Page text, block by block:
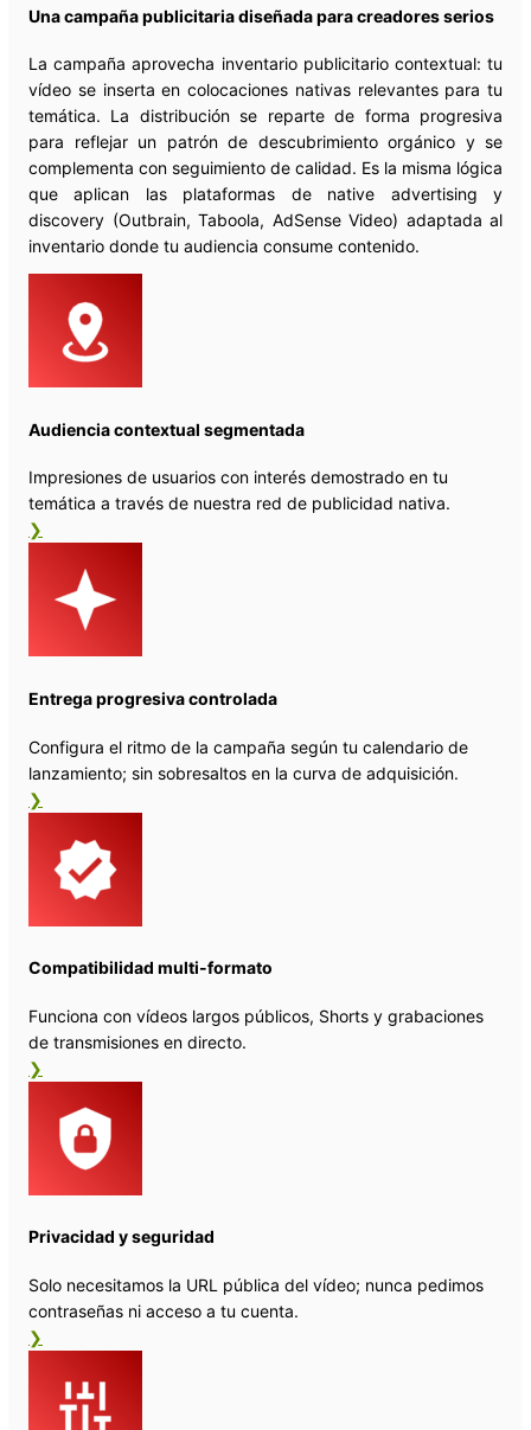
Una campaña publicitaria diseñada para creadores serios
La campaña aprovecha inventario publicitario contextual: tu
vídeo se inserta en colocaciones nativas relevantes para tu
temática. La distribución se reparte de forma progresiva
para reflejar un patrón de descubrimiento orgánico y se
complementa con seguimiento de calidad. Es la misma lógica
que aplican las plataformas de native advertising y
discovery (Outbrain, Taboola, AdSense Video) adaptada al
inventario donde tu audiencia consume contenido.
Audiencia contextual segmentada
Impresiones de usuarios con interés demostrado en tu
temática a través de nuestra red de publicidad nativa.
❯
Entrega progresiva controlada
Configura el ritmo de la campaña según tu calendario de
lanzamiento; sin sobresaltos en la curva de adquisición.
❯
Compatibilidad multi-formato
Funciona con vídeos largos públicos, Shorts y grabaciones
de transmisiones en directo.
❯
Privacidad y seguridad
Solo necesitamos la URL pública del vídeo; nunca pedimos
contraseñas ni acceso a tu cuenta.
❯